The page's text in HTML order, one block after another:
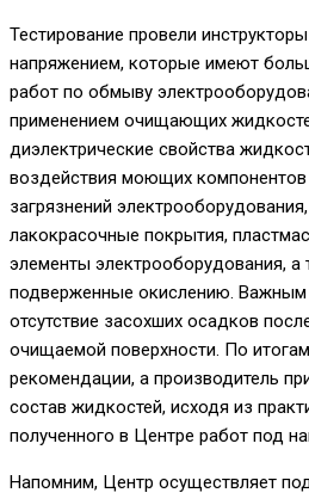
Тестирование провели
напряжением, которые имеют
работ по обмыву
применением очищающих
диэлектрические свойства
воздействия моющих
загрязнений электрооборудования
лакокрасочные покрытия,
элементы электрооборудования, а
подверженные окислению. Важным
отсутствие засохших осадков
очищаемой поверхности. По
рекомендации, а производитель
состав жидкостей, исходя из
полученного в Центре работ под
Напомним, Центр осуществляет